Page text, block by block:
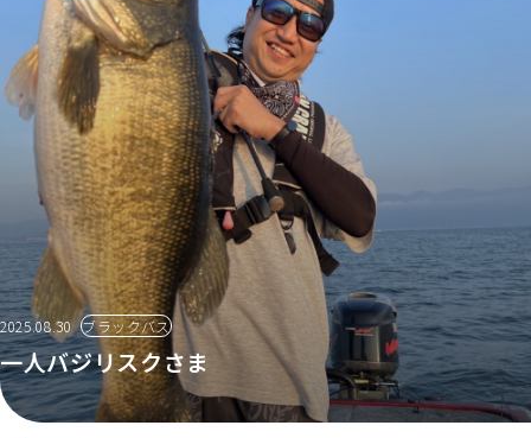
2025.08.30 ブラックバス
一人バジリスクさま